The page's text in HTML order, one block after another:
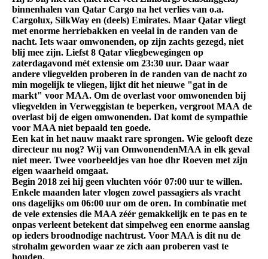
binnenhalen van Qatar Cargo na het verlies van o.a.
Cargolux, SilkWay en (deels) Emirates. Maar Qatar vliegt
met enorme herriebakken en veelal in de randen van de
nacht. Iets waar omwonenden, op zijn zachts gezegd, niet
blij mee zijn. Liefst 8 Qatar vliegbewegingen op
zaterdagavond mét extensie om 23:30 uur. Daar waar
andere vliegvelden proberen in de randen van de nacht zo
min mogelijk te vliegen, lijkt dit het nieuwe "gat in de
markt" voor MAA. Om de overlast voor omwonenden bij
vliegvelden in Verweggistan te beperken, vergroot MAA de
overlast bij de eigen omwonenden. Dat komt de sympathie
voor MAA niet bepaald ten goede.
Een kat in het nauw maakt rare sprongen. Wie gelooft deze
directeur nu nog? Wij van OmwonendenMAA in elk geval
niet meer. Twee voorbeeldjes van hoe dhr Roeven met zijn
eigen waarheid omgaat.
Begin 2018 zei hij geen vluchten vóór 07:00 uur te willen.
Enkele maanden later vlogen zowel passagiers als vracht
ons dagelijks om 06:00 uur om de oren. In combinatie met
de vele extensies die MAA zéér gemakkelijk en te pas en te
onpas verleent betekent dat simpelweg een enorme aanslag
op ieders broodnodige nachtrust. Voor MAA is dit nu de
strohalm geworden waar ze zich aan proberen vast te
houden.